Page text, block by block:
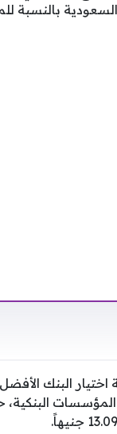
بالنسبة
البنك الأفضل
المؤسسات